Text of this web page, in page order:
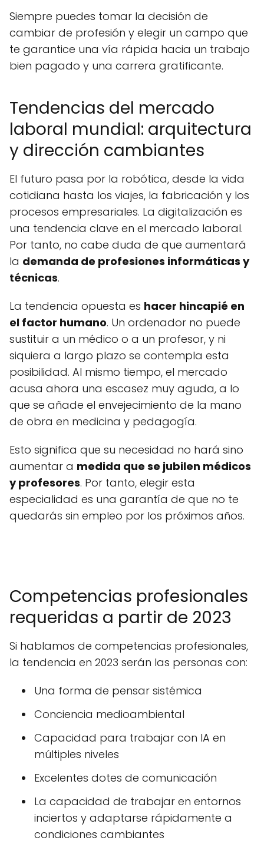
Siempre puedes tomar la decisión de
cambiar de profesión y elegir un campo que
te garantice una vía rápida hacia un trabajo
bien pagado y una carrera gratificante.
Tendencias del mercado
laboral mundial: arquitectura
y dirección cambiantes
El futuro pasa por la robótica, desde la vida
cotidiana hasta los viajes, la fabricación y los
procesos empresariales. La digitalización es
una tendencia clave en el mercado laboral.
Por tanto, no cabe duda de que aumentará
la demanda de profesiones informáticas y
técnicas.
La tendencia opuesta es hacer hincapié en
el factor humano. Un ordenador no puede
sustituir a un médico o a un profesor, y ni
siquiera a largo plazo se contempla esta
posibilidad. Al mismo tiempo, el mercado
acusa ahora una escasez muy aguda, a lo
que se añade el envejecimiento de la mano
de obra en medicina y pedagogía.
Esto significa que su necesidad no hará sino
aumentar a medida que se jubilen médicos
y profesores. Por tanto, elegir esta
especialidad es una garantía de que no te
quedarás sin empleo por los próximos años.
Competencias profesionales
requeridas a partir de 2023
Si hablamos de competencias profesionales,
la tendencia en 2023 serán las personas con:
Una forma de pensar sistémica
Conciencia medioambiental
Capacidad para trabajar con IA en
múltiples niveles
Excelentes dotes de comunicación
La capacidad de trabajar en entornos
inciertos y adaptarse rápidamente a
condiciones cambiantes